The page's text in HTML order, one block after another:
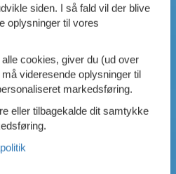
siden. I så fald vil der blive
oplysninger til vores
cookies, giver du (ud over
videresende oplysninger til
markedsføring.
eller tilbagekalde dit samtykke